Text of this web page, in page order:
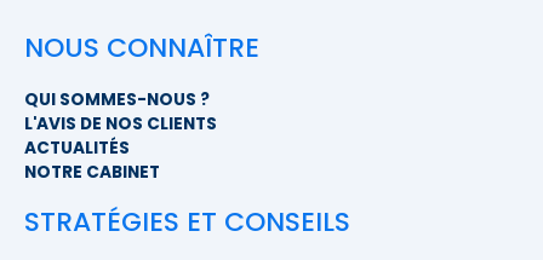
NOUS CONNAÎTRE
QUI SOMMES-NOUS ?
L'AVIS DE NOS CLIENTS
ACTUALITÉS
NOTRE CABINET
STRATÉGIES ET CONSEILS